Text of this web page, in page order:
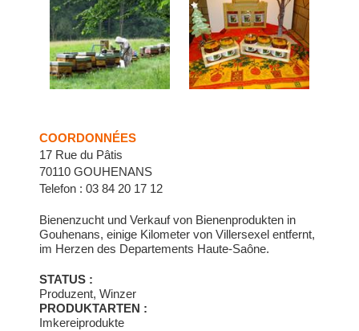
COORDONNÉES
17 Rue du Pâtis
70110 GOUHENANS
Telefon : 03 84 20 17 12
Bienenzucht und Verkauf von Bienenprodukten in
Gouhenans, einige Kilometer von Villersexel entfernt,
im Herzen des Departements Haute-Saône.
STATUS :
Produzent, Winzer
PRODUKTARTEN :
Imkereiprodukte